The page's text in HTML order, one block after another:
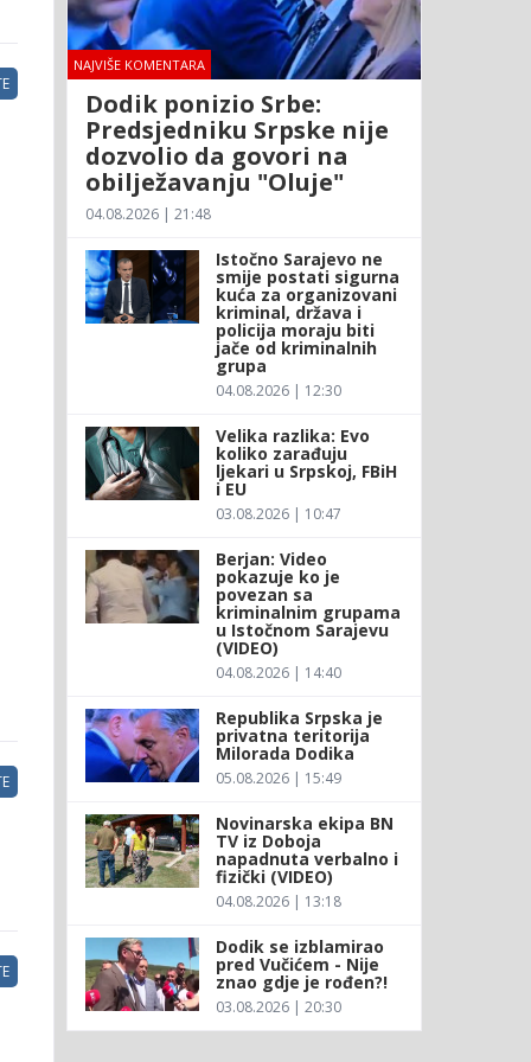
NAJVIŠE KOMENTARA
Dodik ponizio Srbe:
Predsjedniku Srpske nije
dozvolio da govori na
obilježavanju "Oluje"
04.08.2026 | 21:48
Istočno Sarajevo ne
smije postati sigurna
kuća za organizovani
kriminal, država i
policija moraju biti
jače od kriminalnih
grupa
04.08.2026 | 12:30
Velika razlika: Evo
koliko zarađuju
ljekari u Srpskoj, FBiH
i EU
03.08.2026 | 10:47
Berjan: Video
pokazuje ko je
povezan sa
kriminalnim grupama
u Istočnom Sarajevu
(VIDEO)
04.08.2026 | 14:40
Republika Srpska je
privatna teritorija
Milorada Dodika
05.08.2026 | 15:49
Novinarska ekipa BN
TV iz Doboja
napadnuta verbalno i
fizički (VIDEO)
04.08.2026 | 13:18
Dodik se izblamirao
pred Vučićem - Nije
znao gdje je rođen?!
03.08.2026 | 20:30